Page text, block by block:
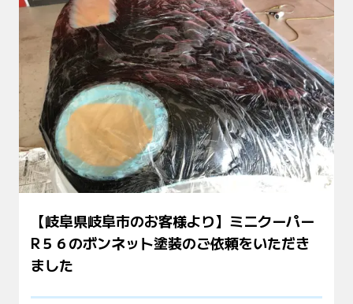
【岐阜県岐阜市のお客様より】ミニクーパー
R５６のボンネット塗装のご依頼をいただき
ました